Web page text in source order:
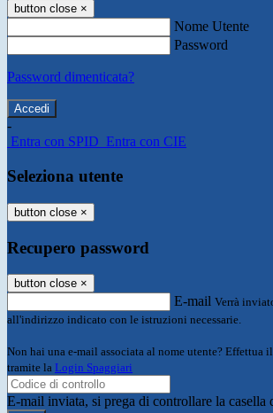
button close ×
Nome Utente
Password
Password dimenticata?
-
Entra con SPID Entra con CIE
Seleziona utente
button close ×
Recupero password
button close ×
E-mail Verrà
all'indirizzo indicato con le istruzioni necessarie.
Non hai una e-mail associata al nome utente? Effettua
tramite la Login Spaggiari
E-mail inviata, si prega di controllare la casella